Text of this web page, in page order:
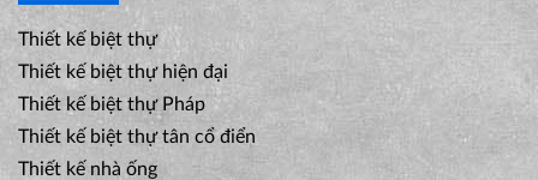
Thiết kế biệt thự
Thiết kế biệt thự hiện đại
Thiết kế biệt thự Pháp
Thiết kế biệt thự tân cổ điển
Thiết kế nhà ống